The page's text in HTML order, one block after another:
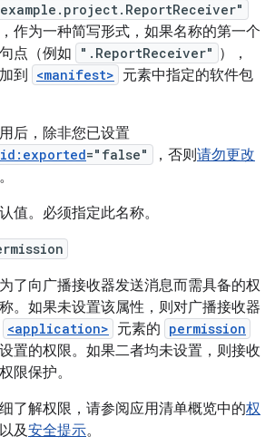
作为一种简写形式，如果名称的第一个
点（例如
".ReportReceiver" ），
到
<manifest> 元素中指定的软件包
后，除非您已设置
="false" ，否则请勿更改
。
值。必须指定此名称。
了向广播接收器发送消息而需具备的权
。如果未设置该属性，则对广播接收器
<application> 元素的 permission
置的权限。如果二者均未设置，则接收
限保护。
了解权限，请参阅应用清单概览中的权
及安全提示。